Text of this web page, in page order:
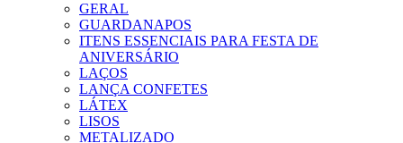
GERAL
GUARDANAPOS
ITENS ESSENCIAIS PARA FESTA DE
ANIVERSÁRIO
LAÇOS
LANÇA CONFETES
LÁTEX
LISOS
METALIZADO